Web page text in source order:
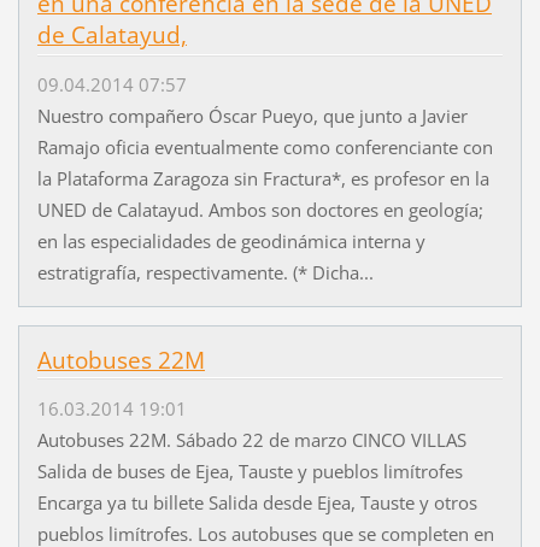
de Calatayud,
09.04.2014 07:57
Nuestro compañero Óscar Pueyo, que junto a Javier
Ramajo oficia eventualmente como conferenciante con
la Plataforma Zaragoza sin Fractura*, es profesor en la
UNED de Calatayud. Ambos son doctores en geología;
en las especialidades de geodinámica interna y
estratigrafía, respectivamente. (* Dicha...
Autobuses 22M
16.03.2014 19:01
Autobuses 22M. Sábado 22 de marzo CINCO VILLAS
Salida de buses de Ejea, Tauste y pueblos limítrofes
Encarga ya tu billete Salida desde Ejea, Tauste y otros
pueblos limítrofes. Los autobuses que se completen en